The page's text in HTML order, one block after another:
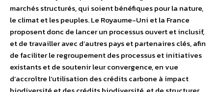
marchés structurés, qui soient bénéfiques pour la nature,
le climat et les peuples. Le Royaume-Uni et la France
proposent donc de lancer un processus ouvert et inclusif,
et de travailler avec d’autres pays et partenaires clés, afin
de faciliter le regroupement des processus et initiatives
existants et de soutenir leur convergence, en vue
d’accroître l’utilisation des crédits carbone à impact